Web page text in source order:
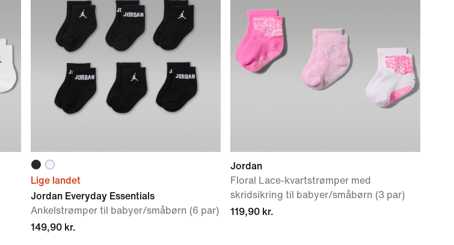
Lige landet
Jordan Everyday Essentials
Ankelstrømper til babyer/småbørn (6 par)
149,90 kr.
Jordan
Floral Lace-kvartstrømper med
skridsikring til babyer/småbørn (3 par)
119,90 kr.